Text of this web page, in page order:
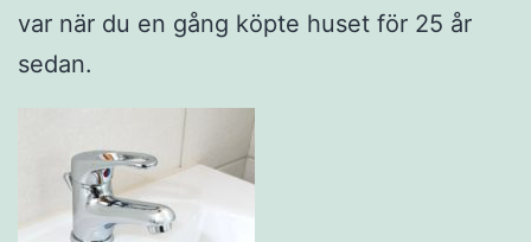
var när du en gång köpte huset för 25 år
sedan.